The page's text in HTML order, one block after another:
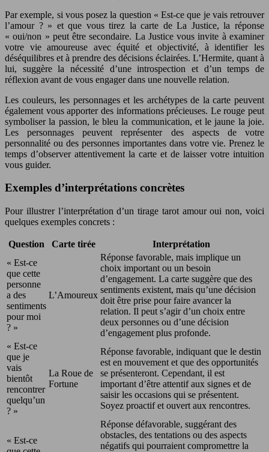
Par exemple, si vous posez la question « Est-ce que je vais retrouver
l’amour ? » et que vous tirez la carte de La Justice, la réponse
« oui/non » peut être secondaire. La Justice vous invite à examiner
votre vie amoureuse avec équité et objectivité, à identifier les
déséquilibres et à prendre des décisions éclairées. L’Hermite, quant à
lui, suggère la nécessité d’une introspection et d’un temps de
réflexion avant de vous engager dans une nouvelle relation.
Les couleurs, les personnages et les archétypes de la carte peuvent
également vous apporter des informations précieuses. Le rouge peut
symboliser la passion, le bleu la communication, et le jaune la joie.
Les personnages peuvent représenter des aspects de votre
personnalité ou des personnes importantes dans votre vie. Prenez le
temps d’observer attentivement la carte et de laisser votre intuition
vous guider.
Exemples d’interprétations concrètes
Pour illustrer l’interprétation d’un tirage tarot amour oui non, voici
quelques exemples concrets :
Question Carte tirée
Interprétation
« Est-ce
que cette
personne
a des
sentiments
pour moi
? »
L’Amoureux
Réponse favorable, mais implique un
choix important ou un besoin
d’engagement. La carte suggère que des
sentiments existent, mais qu’une décision
doit être prise pour faire avancer la
relation. Il peut s’agir d’un choix entre
deux personnes ou d’une décision
d’engagement plus profonde.
« Est-ce
que je
vais
bientôt
rencontrer
quelqu’un
? »
La Roue de
Fortune
Réponse favorable, indiquant que le destin
est en mouvement et que des opportunités
se présenteront. Cependant, il est
important d’être attentif aux signes et de
saisir les occasions qui se présentent.
Soyez proactif et ouvert aux rencontres.
« Est-ce
Réponse défavorable, suggérant des
obstacles, des tentations ou des aspects
négatifs qui pourraient compromettre la